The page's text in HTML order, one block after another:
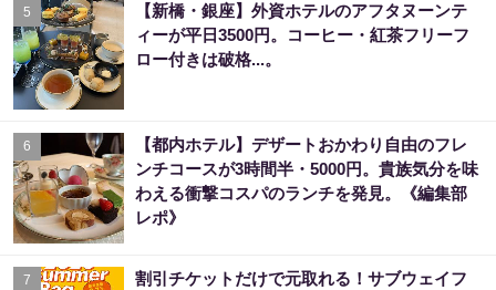
5
【新橋・銀座】外資ホテルのアフタヌーンテ
ィーが平日3500円。コーヒー・紅茶フリーフ
ロー付きは破格...。
6
【都内ホテル】デザートおかわり自由のフレ
ンチコースが3時間半・5000円。貴族気分を味
わえる衝撃コスパのランチを発見。《編集部
レポ》
7
割引チケットだけで元取れる！サブウェイフ